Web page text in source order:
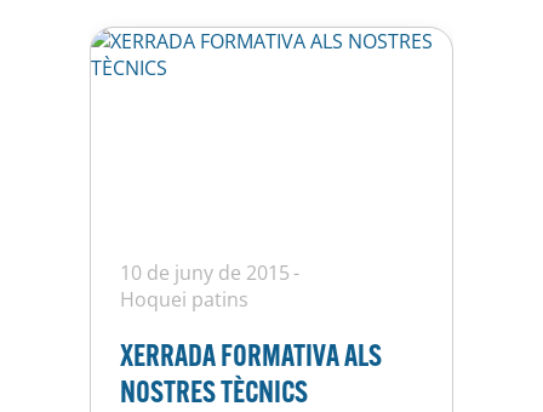
10 de juny de 2015
Hoquei patins
XERRADA FORMATIVA ALS
NOSTRES TÈCNICS